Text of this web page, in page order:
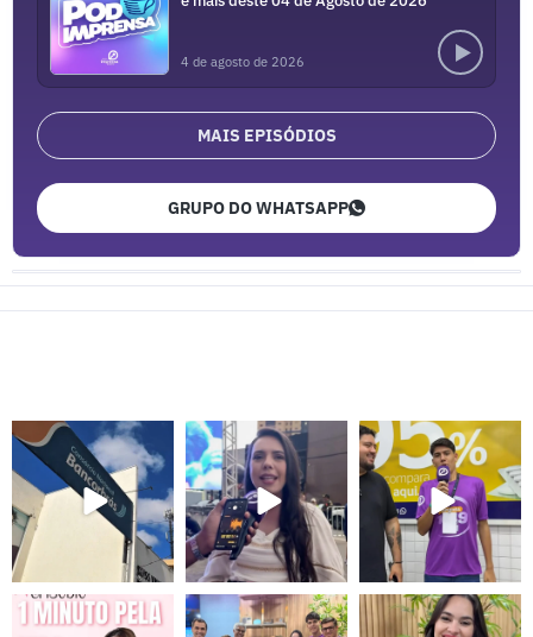
4 de agosto de 2026
MAIS EPISÓDIOS
GRUPO DO WHATSAPP